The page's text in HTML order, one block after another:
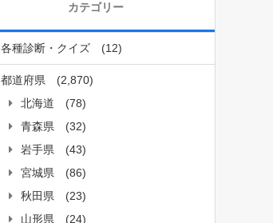
カテゴリー
各種診断・クイズ (12)
都道府県
(2,870)
北海道
(78)
青森県
(32)
岩手県
(43)
宮城県
(86)
秋田県
(23)
山形県
(24)